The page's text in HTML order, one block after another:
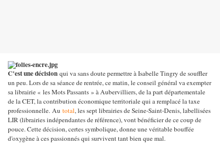
C'est une décision qui va sans doute permettre à Isabelle Tingry de souffler
un peu. Lors de sa séance de rentrée, ce matin, le conseil général va exempter
sa librairie « les Mots Passants » à Aubervilliers, de la part départementale
de la CET, la contribution économique territoriale qui a remplacé la taxe
professionnelle. Au total, les sept librairies de Seine-Saint-Denis, labellisées
LIR (librairies indépendantes de référence), vont bénéficier de ce coup de
pouce. Cette décision, certes symbolique, donne une véritable bouffée
d'oxygène à ces passionnés qui survivent tant bien que mal.